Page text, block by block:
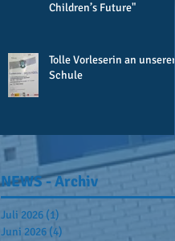
Children’s Future"
Tolle Vorleserin an unserer
Schule
NEWS - Archiv
Juli 2026 (1)
Juni 2026 (4)